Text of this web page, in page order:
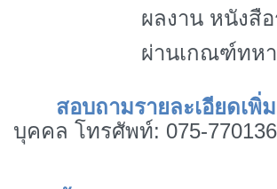
ผลงาน หนังสื
ผ่านเกณฑ์ทห
สอบถามรายละเอียดเพิ่
บุคคล โทรศัพท์: 075-